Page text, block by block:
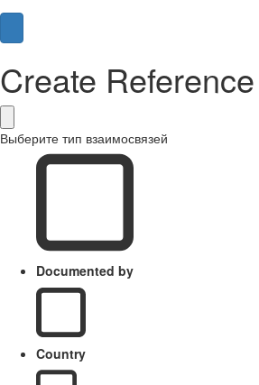
Create Reference
Выберите тип взаимосвязей
Documented by
Country